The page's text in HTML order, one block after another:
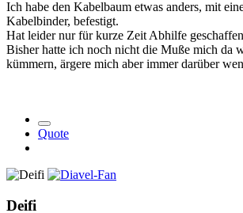
Ich habe den Kabelbaum etwas anders, mit
Kabelbinder, befestigt.
Hat leider nur für kurze Zeit Abhilfe
Bisher hatte ich noch nicht die Muße mich da
kümmern, ärgere mich aber immer darüber
Quote
Deifi